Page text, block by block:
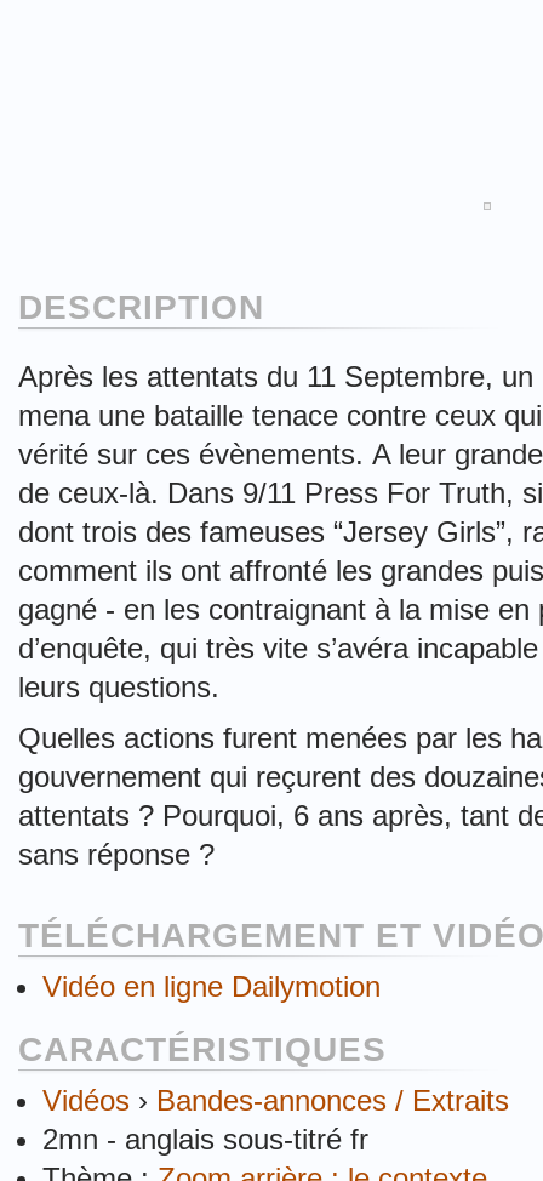
DESCRIPTION
Après les attentats du 11 Septembre,
mena une bataille tenace contre ceux
vérité sur ces évènements. A leur
de ceux-là. Dans 9/11 Press For Truth,
dont trois des fameuses “Jersey Girls”,
comment ils ont affronté les grandes
gagné - en les contraignant à la mise en
d’enquête, qui très vite s’avéra
leurs questions.
Quelles actions furent menées par les
gouvernement qui reçurent des
attentats ? Pourquoi, 6 ans après, tant
sans réponse ?
TÉLÉCHARGEMENT ET
Vidéo en ligne Dailymotion
CARACTÉRISTIQUES
Vidéos › Bandes-annonces / Extraits
2mn - anglais sous-titré fr